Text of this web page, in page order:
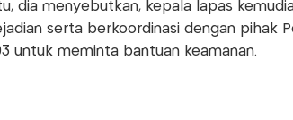
dia menyebutkan, kepala lapas
serta berkoordinasi dengan pihak
untuk meminta bantuan keamanan.